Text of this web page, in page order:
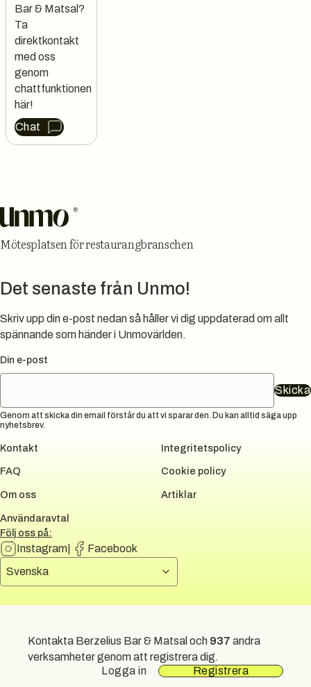
Kontakta Berzelius Bar & Matsal och 937 andra
verksamheter genom att registrera dig.
Logga in
Registrera
Bar & Matsal?
Ta
direktkontakt
med oss
genom
chattfunktionen
här!
Chat
Mötesplatsen för restaurangbranschen
Det senaste från Unmo!
Skriv upp din e-post nedan så håller vi dig uppdaterad om allt
spännande som händer i Unmovärlden.
Din e-post
Skicka
Genom att skicka din email förstår du att vi sparar den. Du kan alltid säga upp
nyhetsbrev.
Kontakt
FAQ
Om oss
Användaravtal
Integritetspolicy
Cookie policy
Artiklar
Följ oss på:
Instagram
Facebook
Välj språk
Svenska
DUNI GROUP
All rights reserved.
2026